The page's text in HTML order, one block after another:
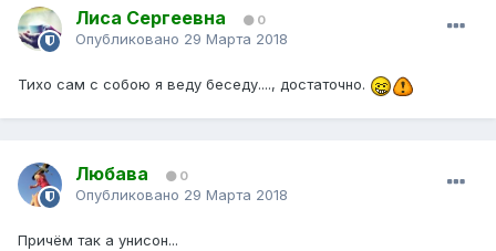
Лиса Сергеевна 0
Опубликовано 29 Марта 2018
Тихо сам с собою я веду беседу...., достаточно.
Любава 0
Опубликовано 29 Марта 2018
Причём так а унисон...